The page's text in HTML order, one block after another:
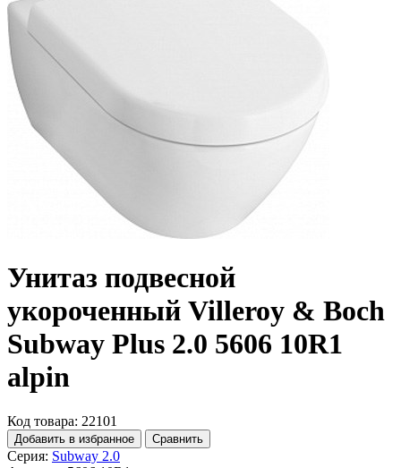
Унитаз подвесной
укороченный Villeroy & Boch
Subway Plus 2.0 5606 10R1
alpin
Код товара: 22101
Добавить в избранное Сравнить
Серия: Subway 2.0